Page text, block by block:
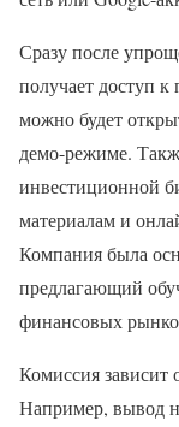
Сразу после
получает доступ
можно будет
демо-режиме.
инвестиционной
материалам и
Компания была
предлагающий
финансовых
Комиссия
Например, вывод